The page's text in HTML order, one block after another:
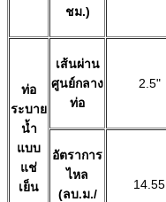
ชม.)
ท่อ
ระบาย
น้ำ
แบบ
แช่
เย็น
เส้นผ่าน
ศูนย์กลาง
ท่อ
2.5"
อัตราการ
ไหล
(ลบ.ม./
14.55